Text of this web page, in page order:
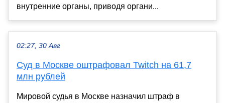
внутренние органы, приводя органи...
02:27, 30 Авг
Суд в Москве оштрафовал Twitch на 61,7
млн рублей
Мировой судья в Москве назначил штраф в